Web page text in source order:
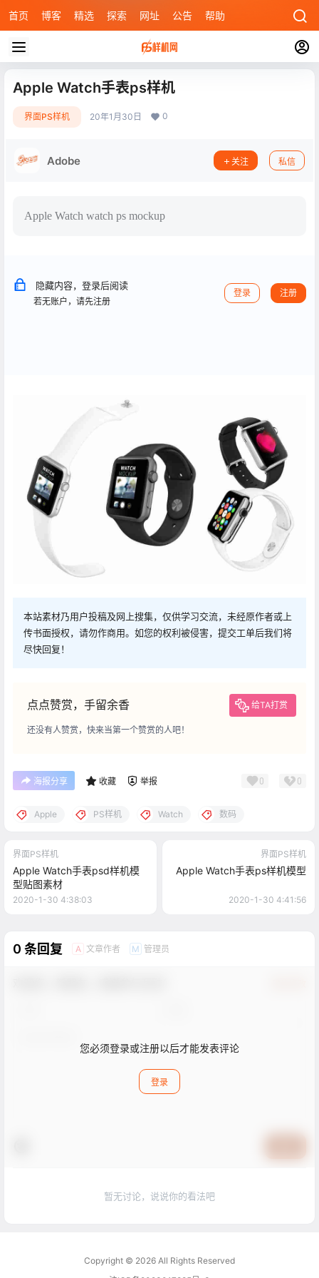
首页 博客 精选 探索 网址 公告 帮助
Apple Watch手表ps样机
界面PS样机 20年1月30日 0
Adobe 关注 私信
Apple Watch watch ps mockup
隐藏内容，登录后阅读
若无账户，请先注册
登录 注册
本站素材乃用户投稿及网上搜集，仅供学习交流，未经原作者或上
传书面授权，请勿作商用。如您的权利被侵害，提交工单后我们将
尽快回复！
点点赞赏，手留余香 给TA打赏
还没有人赞赏，快来当第一个赞赏的人吧！
海报分享 收藏 举报 0 0
Apple PS样机 Watch 数码
界面PS样机
Apple Watch手表psd样机模
型贴图素材
2020-1-30 4:38:03
界面PS样机
Apple Watch手表ps样机模型
2020-1-30 4:41:56
0 条回复 A 文章作者 M 管理员
您必须登录或注册以后才能发表评论
登录
暂无讨论，说说你的看法吧
Copyright © 2026 All Rights Reserved